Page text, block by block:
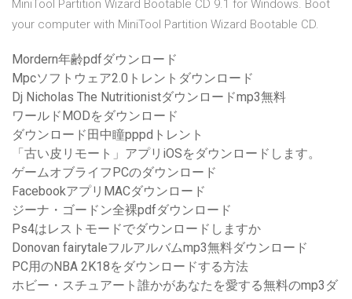
MiniTool Partition Wizard Bootable CD 9.1 for Windows. Boot
your computer with MiniTool Partition Wizard Bootable CD.
Mordern年齢pdfダウンロード
Mpcソフトウェア2.0トレントダウンロード
Dj Nicholas The Nutritionistダウンロードmp3無料
ワールドMODをダウンロード
ダウンロード田中瞳pppdトレント
「古い皮リモート」アプリiOSをダウンロードします。
ゲームオブライフPCのダウンロード
FacebookアプリMACダウンロード
ジーナ・ゴードン全裸pdfダウンロード
Ps4はレストモードでダウンロードしますか
Donovan fairytaleフルアルバムmp3無料ダウンロード
PC用のNBA 2K18をダウンロードする方法
ホビー・スチュアート誰かがあなたを愛する無料のmp3ダ